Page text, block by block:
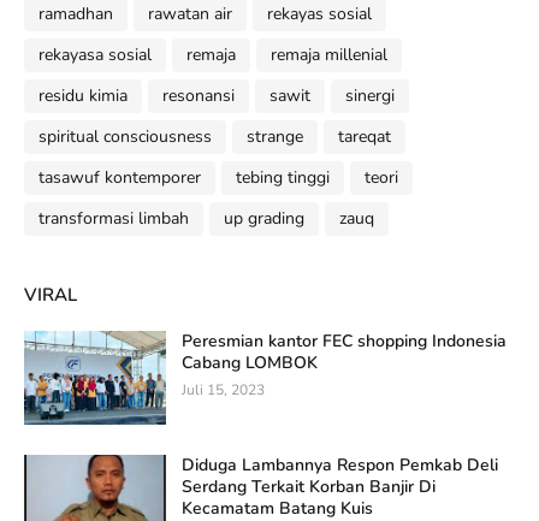
ramadhan
rawatan air
rekayas sosial
rekayasa sosial
remaja
remaja millenial
residu kimia
resonansi sawit
sinergi
spiritual consciousness
strange
tareqat
tasawuf kontemporer
tebing tinggi
teori
transformasi limbah
up grading zauq
VIRAL
Peresmian kantor FEC shopping Indonesia
Cabang LOMBOK
Juli 15, 2023
Diduga Lambannya Respon Pemkab Deli
Serdang Terkait Korban Banjir Di
Kecamatam Batang Kuis